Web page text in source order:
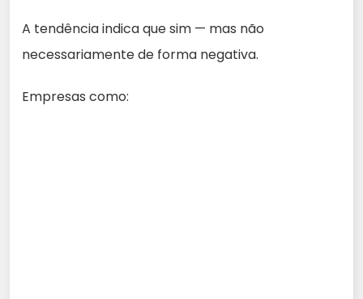
A tendência indica que sim — mas não
necessariamente de forma negativa.
Empresas como: